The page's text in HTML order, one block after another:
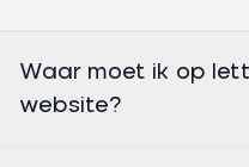
Waar moet ik op
website?